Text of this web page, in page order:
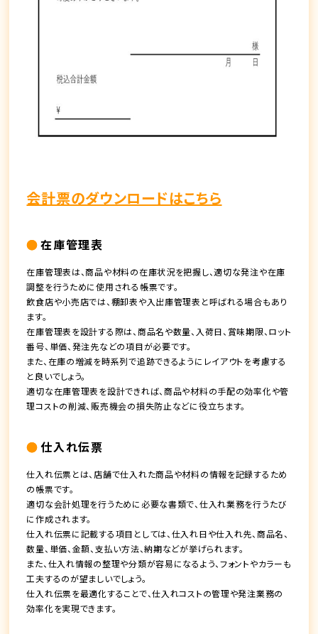
会計票のダウンロードはこちら
在庫管理表
在庫管理表は、商品や材料の在庫状況を把握し、適切な発注や在庫
調整を行うために使用される帳票です。
飲食店や小売店では、棚卸表や入出庫管理表と呼ばれる場合もあり
ます。
在庫管理表を設計する際は、商品名や数量、入荷日、賞味期限、ロット
番号、単価、発注先などの項目が必要です。
また、在庫の増減を時系列で追跡できるようにレイアウトを考慮する
と良いでしょう。
適切な在庫管理表を設計できれば、商品や材料の手配の効率化や管
理コストの削減、販売機会の損失防止などに役立ちます。
仕入れ伝票
仕入れ伝票とは、店舗で仕入れた商品や材料の情報を記録するため
の帳票です。
適切な会計処理を行うために必要な書類で、仕入れ業務を行うたび
に作成されます。
仕入れ伝票に記載する項目としては、仕入れ日や仕入れ先、商品名、
数量、単価、金額、支払い方法、納期などが挙げられます。
また、仕入れ情報の整理や分類が容易になるよう、フォントやカラーも
工夫するのが望ましいでしょう。
仕入れ伝票を最適化することで、仕入れコストの管理や発注業務の
効率化を実現できます。